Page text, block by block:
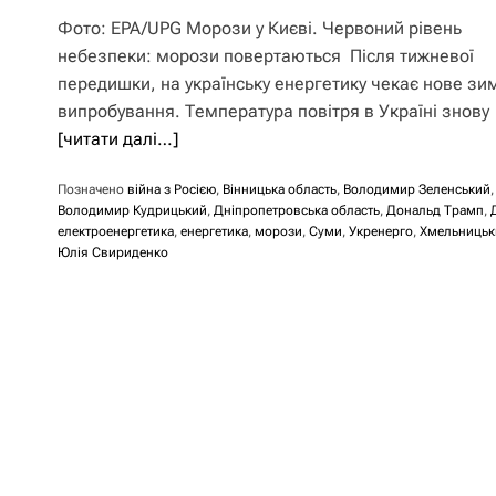
Фото: EPA/UPG Морози у Києві. Червоний рівень
небезпеки: морози повертаються Після тижневої
передишки, на українську енергетику чекає нове
випробування. Температура повітря в Україні знову
[читати далі…]
Позначено війна з Росією, Вінницька область, Володимир Зеленський,
Володимир Кудрицький, Дніпропетровська область, Дональд Трамп,
електроенергетика, енергетика, морози, Суми, Укренерго,
Юлія Свириденко